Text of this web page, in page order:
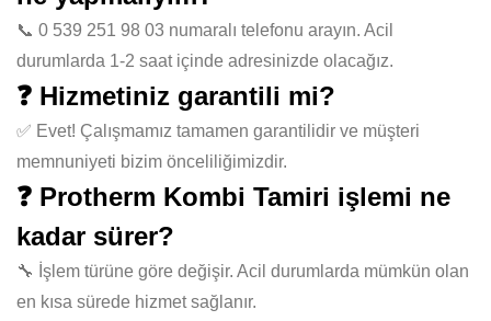
📞 0 539 251 98 03 numaralı telefonu arayın. Acil
durumlarda 1-2 saat içinde adresinizde olacağız.
❓ Hizmetiniz garantili mi?
✅ Evet! Çalışmamız tamamen garantilidir ve müşteri
memnuniyeti bizim önceliliğimizdir.
❓ Protherm Kombi Tamiri işlemi ne
kadar sürer?
🔧 İşlem türüne göre değişir. Acil durumlarda mümkün olan
en kısa sürede hizmet sağlanır.